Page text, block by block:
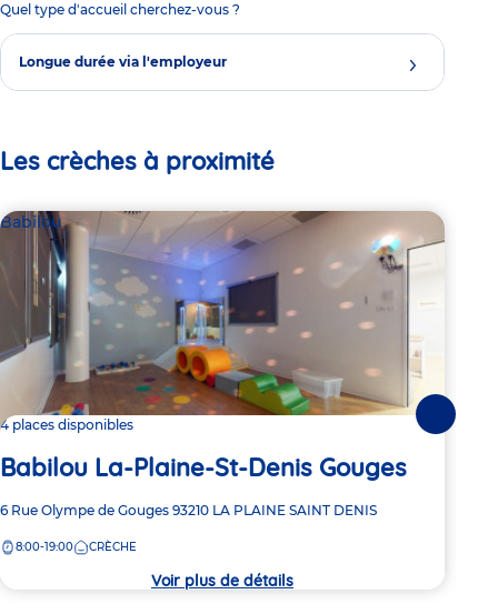
Quel type d'accueil cherchez-vous ?
Longue durée via l'employeur
Les crèches à proximité
Babilou
4 places disponibles
Babilou La-Plaine-St-Denis Gouges
Adresse
la
6 Rue Olympe de Gouges 93210 LA PLAINE SAINT DENIS
8:00-19:00 CRÈCHE
Voir plus de détails